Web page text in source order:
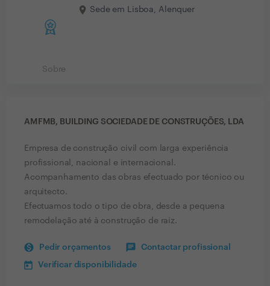
Sede em Lisboa, Alenquer
Sobre
AMFMB, BUILDING SOCIEDADE DE CONSTRUÇÕES, LDA
Empresa de construção civil com larga experiência
profissional, nacional e internacional.
Acompanhamento das obras efectuado por técnico ou
arquitecto.
Efectuamos todo o tipo de obra, desde a pequena
remodelação até à construção de raiz.
Pedir orçamentos Contactar profissional
Verificar disponibilidade